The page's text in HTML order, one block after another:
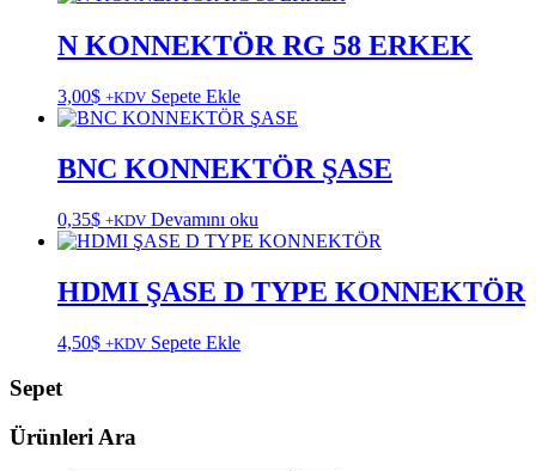
N KONNEKTÖR RG 58 ERKEK
3,00$ +KDV Sepete Ekle
BNC KONNEKTÖR ŞASE
0,35$ +KDV Devamını oku
HDMI ŞASE D TYPE KONNEKTÖR
4,50$ +KDV Sepete Ekle
Sepet
Ürünleri Ara